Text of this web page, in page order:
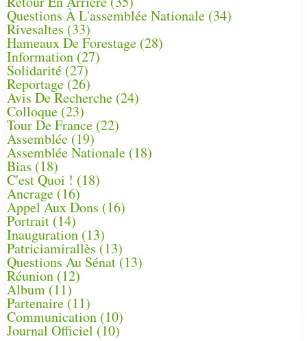
Questions À L'assemblée Nationale (34)
Rivesaltes (33)
Hameaux De Forestage (28)
Information (27)
Solidarité (27)
Reportage (26)
Avis De Recherche (24)
Colloque (23)
Tour De France (22)
Assemblée (19)
Assemblée Nationale (18)
Bias (18)
C'est Quoi ! (18)
Ancrage (16)
Appel Aux Dons (16)
Portrait (14)
Inauguration (13)
Patriciamirallès (13)
Questions Au Sénat(13)
Réunion (12)
Album (11)
Partenaire(11)
Communication (10)
Journal Officiel (10)